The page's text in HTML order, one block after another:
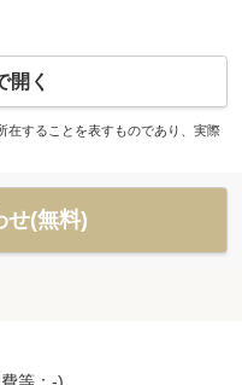
開く
することを表すものであり、実際
せ(無料)